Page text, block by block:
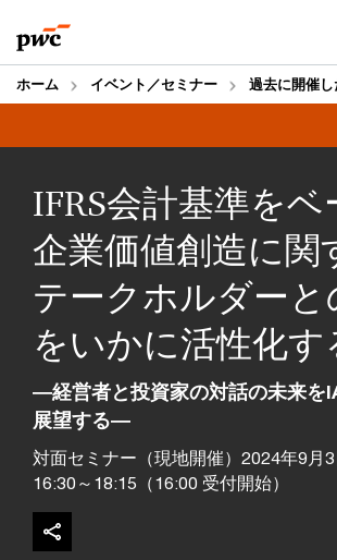
to
content
to
footer
ホーム イベント／セミナー 過去に開催
IFRS会計基準をベ
企業価値創造に関
テークホルダーと
をいかに活性化す
―経営者と投資家の対話の未来を
展望する―
対面セミナー（現地開催）2024年9月3
16:30～18:15（16:00 受付開始）